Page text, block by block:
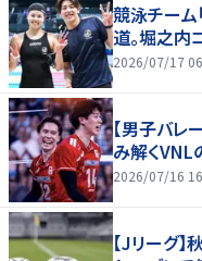
競泳チーム
道。堀之
2026/07/17
【男子バレ
み解くVNL
2026/07/16
【Jリーグ